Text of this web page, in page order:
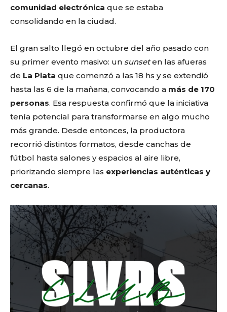
comunidad electrónica que se estaba
consolidando en la ciudad.
El gran salto llegó en octubre del año pasado con
su primer evento masivo: un sunseten las afueras
de La Plata que comenzó a las 18 hs y se extendió
hasta las 6 de la mañana, convocando a más de 170
personas. Esa respuesta confirmó que la iniciativa
tenía potencial para transformarse en algo mucho
más grande. Desde entonces, la productora
recorrió distintos formatos, desde canchas de
fútbol hasta salones y espacios al aire libre,
priorizando siempre las experiencias auténticas y
cercanas.